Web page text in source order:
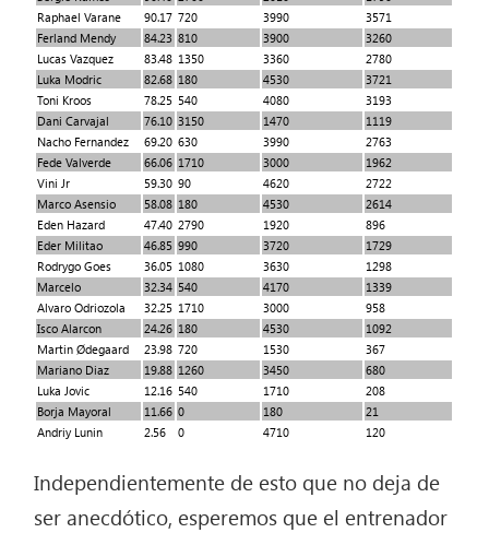
Raphael Varane
90.17 720 3990
3571
Ferland Mendy
84.23 810 3900
3260
Lucas Vazquez
83.48 1350 3360
2780
Luka Modric
82.68 180 4530
3721
Toni Kroos
78.25 540 4080
3193
Dani Carvajal
76.10 3150 1470
1119
Nacho Fernandez
69.20 630 3990
2763
Fede Valverde
66.06 1710 3000
1962
Vini Jr
59.30 90 4620
2722
Marco Asensio
58.08 180 4530
2614
Eden Hazard
47.40 2790 1920
896
Eder Militao
46.85 990 3720
1729
Rodrygo Goes
36.05 1080 3630
1298
Marcelo
32.34 540 4170
1339
Alvaro Odriozola
32.25 1710 3000
958
Isco Alarcon
24.26 180 4530
1092
Martin Ødegaard
23.98 720 1530
367
Mariano Diaz
19.88 1260 3450
680
Luka Jovic
12.16 540 1710
208
Borja Mayoral
11.66 0 180
21
Andriy Lunin
2.56 0 4710 120
Independientemente de esto que no deja de
ser anecdótico, esperemos que el entrenador